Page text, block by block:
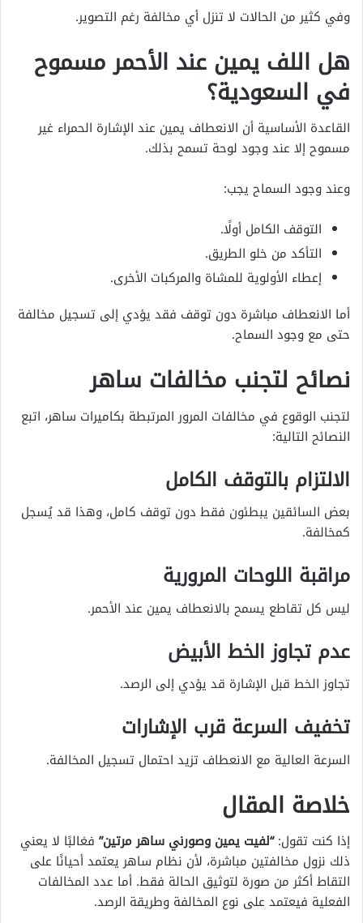
وفي كثير من الحالات لا تنزل أي مخالفة رغم التصوير.
هل اللف يمين عند الأحمر مسموح
في السعودية؟
القاعدة الأساسية أن الانعطاف يمين عند الإشارة الحمراء غير
مسموح إلا عند وجود لوحة تسمح بذلك.
وعند وجود السماح يجب:
التوقف الكامل أولًا.
التأكد من خلو الطريق.
إعطاء الأولوية للمشاة والمركبات الأخرى.
أما الانعطاف مباشرة دون توقف فقد يؤدي إلى تسجيل مخالفة
حتى مع وجود السماح.
نصائح لتجنب مخالفات ساهر
لتجنب الوقوع في مخالفات المرور المرتبطة بكاميرات ساهر، اتبع
النصائح التالية:
الالتزام بالتوقف الكامل
بعض السائقين يبطئون فقط دون توقف كامل، وهذا قد يُسجل
كمخالفة.
مراقبة اللوحات المرورية
ليس كل تقاطع يسمح بالانعطاف يمين عند الأحمر.
عدم تجاوز الخط الأبيض
تجاوز الخط قبل الإشارة قد يؤدي إلى الرصد.
تخفيف السرعة قرب الإشارات
السرعة العالية مع الانعطاف تزيد احتمال تسجيل المخالفة.
خلاصة المقال
إذا كنت تقول:“لفيت يمين وصورني ساهر مرتين” فغالبًا لا يعني
ذلك نزول مخالفتين مباشرة، لأن نظام ساهر يعتمد أحيانًا على
التقاط أكثر من صورة لتوثيق الحالة فقط. أما عدد المخالفات
الفعلية فيعتمد على نوع المخالفة وطريقة الرصد.